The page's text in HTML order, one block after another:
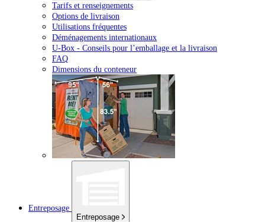
Tarifs et renseignements
Options de livraison
Utilisations fréquentes
Déménagements internationaux
U-Box - Conseils pour l’emballage et la livraison
FAQ
Dimensions du conteneur
Entreposage
Entreposage